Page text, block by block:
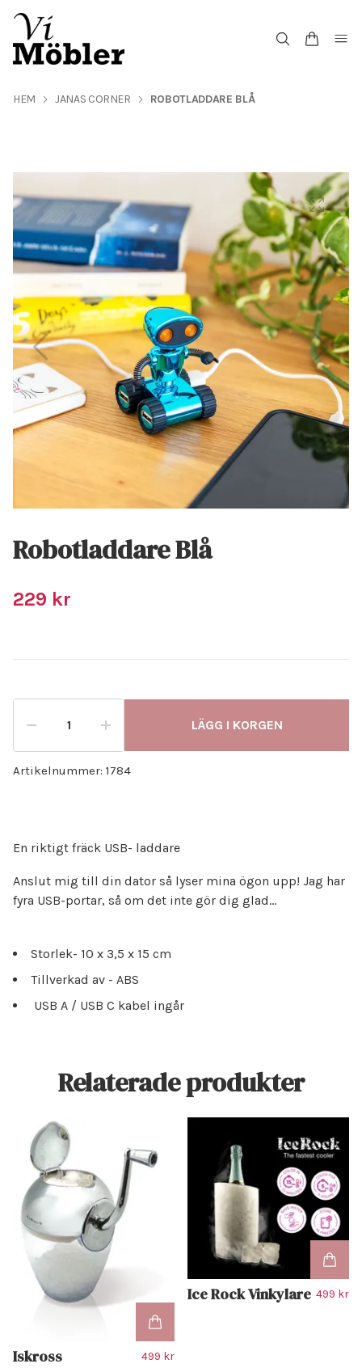
HEM JANAS CORNER ROBOTLADDARE BLÅ
Robotladdare Blå
229 kr
LÄGG I KORGEN
Artikelnummer: 1784
En riktigt fräck USB- laddare
Anslut mig till din dator så lyser mina ögon upp! Jag har
fyra USB-portar, så om det inte gör dig glad…
Storlek- 10 x 3,5 x 15 cm
Tillverkad av - ABS
USB A / USB C kabel ingår
Relaterade produkter
Iskross 499 kr
Ice Rock Vinkylare 499 kr